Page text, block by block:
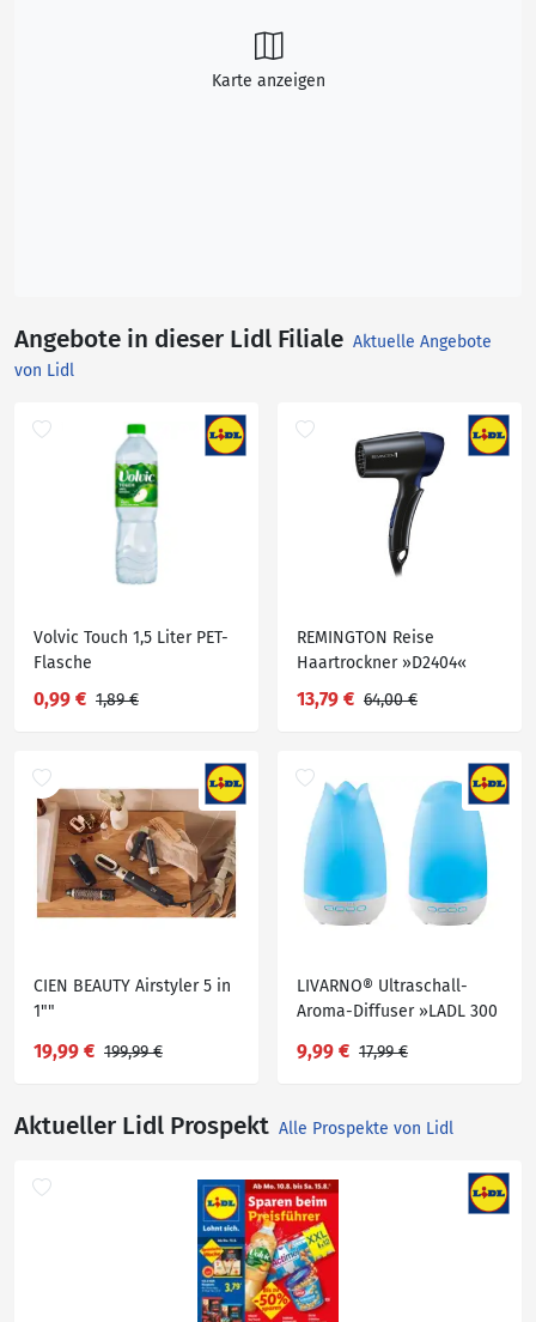
Karte anzeigen
Angebote in dieser Lidl Filiale Aktuelle Angebote
von Lidl
Volvic Touch 1,5 Liter PET-
Flasche
0,99 € 1,89 €
REMINGTON Reise
Haartrockner »D2404«
13,79 € 64,00 €
CIEN BEAUTY Airstyler 5 in
1""
19,99 € 199,99 €
LIVARNO® Ultraschall-
Aroma-Diffuser »LADL 300
9,99 € 17,99 €
Aktueller Lidl Prospekt Alle Prospekte von Lidl